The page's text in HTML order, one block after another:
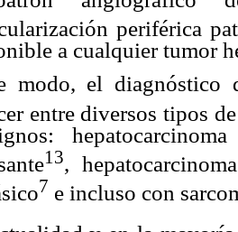
periférica
a cualquier tumor
modo, el diagnóstico
entre diversos tipos
13,
7 e incluso con